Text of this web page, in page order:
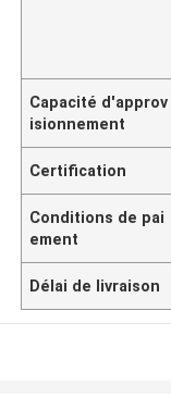
Capacité d'approv
isionnement
Certification
Conditions de pai
ement
Délai de livraison